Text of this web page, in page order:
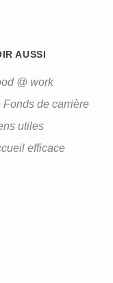
AUSSI
@ work
Fonds de carrière
utiles
efficace